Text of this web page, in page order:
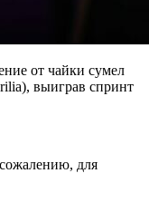
от чайки сумел
выиграв спринт
для